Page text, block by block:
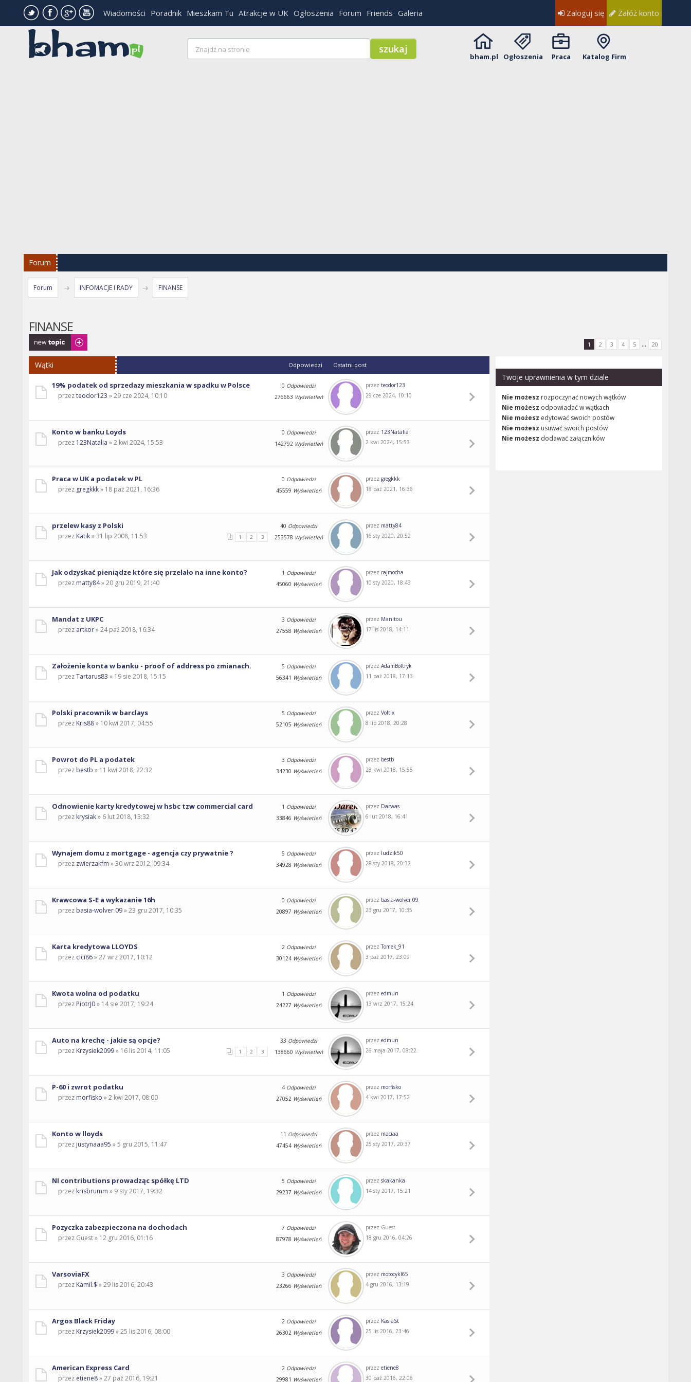
Wiadomości Poradnik Mieszkam Tu Atrakcje w UK Ogłoszenia Forum Friends Galeria Zaloguj się Załóż konto
bham.pl Ogłoszenia Praca Katalog Firm
Forum
Forum INFOMACJE I RADY FINANSE
FINANSE
Napisz wątek
1 2 3 4 5 ... 20
Wątki Odpowiedzi Ostatni post
19% podatek od sprzedazy mieszkania w spadku w Polsce
przezteodor123 » 29 cze 2024, 10:10
0 Odpowiedzi
276663 Wyświetleń
przez teodor123
29 cze 2024, 10:10
Konto w banku Loyds
przez 123Natalia » 2 kwi 2024, 15:53
0 Odpowiedzi
142792 Wyświetleń
przez 123Natalia
2 kwi 2024, 15:53
Praca w UK a podatek w PL
przez gregkkk» 18 paź 2021, 16:36
0 Odpowiedzi
45559 Wyświetleń
przez gregkkk
18 paź 2021, 16:36
przelew kasy z Polski
1 2 3
przez Katik» 31 lip 2008, 11:53
40 Odpowiedzi
253578 Wyświetleń
przez matty84
16 sty 2020, 20:52
Jak odzyskać pieniądze które się przelało na inne konto?
przez matty84» 20 gru 2019, 21:40
1 Odpowiedzi
45060 Wyświetleń
przez rajmocha
10 sty 2020, 18:43
Mandat z UKPC
przez artkor» 24 paź 2018, 16:34
3 Odpowiedzi
27558 Wyświetleń
przez Manitou
17 lis 2018, 14:11
Założenie konta w banku - proof of address po zmianach.
przezTartarus83 » 19 sie 2018, 15:15
5 Odpowiedzi
56341 Wyświetleń
przez AdamBoltryk
11 paź 2018, 17:13
Polski pracownik w barclays
przez Kris88» 10 kwi 2017, 04:55
5 Odpowiedzi
52105 Wyświetleń
przez Voltix
8 lip 2018, 20:28
Powrot do PL a podatek
przez bestb » 11 kwi 2018, 22:32
3 Odpowiedzi
34230 Wyświetleń
przez bestb
28 kwi 2018, 15:55
Odnowienie karty kredytowej w hsbc tzw commercial card
przez krysiak» 6 lut 2018, 13:32
1 Odpowiedzi
33846 Wyświetleń
przez Darwas
6 lut 2018, 16:41
Wynajem domu z mortgage - agencja czy prywatnie ?
przez zwierzakfm » 30 wrz 2012, 09:34
5 Odpowiedzi
34928 Wyświetleń
przez ludzik50
28 sty 2018, 20:32
Krawcowa S-E a wykazanie 16h
przez basia-wolver 09» 23 gru 2017, 10:35
0 Odpowiedzi
20897 Wyświetleń
przez basia-wolver 09
23 gru 2017, 10:35
Karta kredytowa LLOYDS
przez cici86» 27 wrz 2017, 10:12
2 Odpowiedzi
30124 Wyświetleń
przez Tomek_91
3 paź 2017, 23:09
Kwota wolna od podatku
przez PiotrJ0» 14 sie 2017, 19:24
1 Odpowiedzi
24227 Wyświetleń
przez edmun
13 wrz 2017, 15:24
Auto na krechę - jakie są opcje?
1 2 3
przez Krzysiek2099» 16 lis 2014, 11:05
33 Odpowiedzi
138660 Wyświetleń
przez edmun
26 maja 2017, 08:22
P-60 i zwrot podatku
przez morfisko » 2 kwi 2017, 08:00
4 Odpowiedzi
27052 Wyświetleń
przez morfisko
4 kwi 2017, 17:52
Konto w lloyds
przez justynaaa95 » 5 gru 2015, 11:47
11 Odpowiedzi
47454 Wyświetleń
przez maciaa
25 sty 2017, 20:37
NI contributions prowadząc spółkę LTD
przez krisbrumm » 9 sty 2017, 19:32
5 Odpowiedzi
29237 Wyświetleń
przez skakanka
14 sty 2017, 15:21
Pozyczka zabezpieczona na dochodach
przez Guest » 12 gru 2016, 01:16
7 Odpowiedzi
87978 Wyświetleń
przez Guest
18 gru 2016, 04:26
VarsoviaFX
przez Kamil.$ » 29 lis 2016, 20:43
3 Odpowiedzi
23266 Wyświetleń
przez motocykl65
4 gru 2016, 13:19
Argos Black Friday
przez Krzysiek2099» 25 lis 2016, 08:00
2 Odpowiedzi
26302 Wyświetleń
przez KasiaSt
25 lis 2016, 23:46
American Express Card
przez etiene8» 27 paź 2016, 19:21
2 Odpowiedzi
29981 Wyświetleń
przez etiene8
30 paź 2016, 22:06
Twoje uprawnienia w tym dziale
Nie możesz rozpoczynać nowych wątków
Nie możesz odpowiadać w wątkach
Nie możesz edytować swoich postów
Nie możesz usuwać swoich postów
Nie możesz dodawać załączników